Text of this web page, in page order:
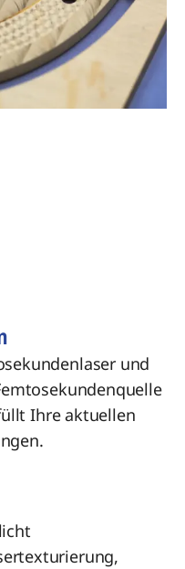
und
Ihre aktuellen